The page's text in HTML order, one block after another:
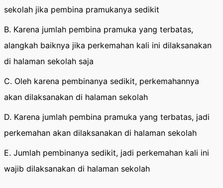
sekolah jika pembina pramukanya sedikit
B. Karena jumlah pembina pramuka yang terbatas,
alangkah baiknya jika perkemahan kali ini dilaksanakan
di halaman sekolah saja
C. Oleh karena pembinanya sedikit, perkemahannya
akan dilaksanakan di halaman sekolah
D. Karena jumlah pembina pramuka yang terbatas, jadi
perkemahan akan dilaksanakan di halaman sekolah
E. Jumlah pembinanya sedikit, jadi perkemahan kali ini
wajib dilaksanakan di halaman sekolah